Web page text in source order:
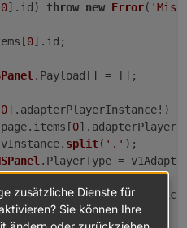
0]. id ) throw new Error(
[0]. id ;
. Payload [] = [];
0]. adapterPlayerInstance!)
items [0].
split( '.' );
. PlayerType =
= page.items[0].mediaDevice
zusätzliche Dienste für
Sie können Ihre